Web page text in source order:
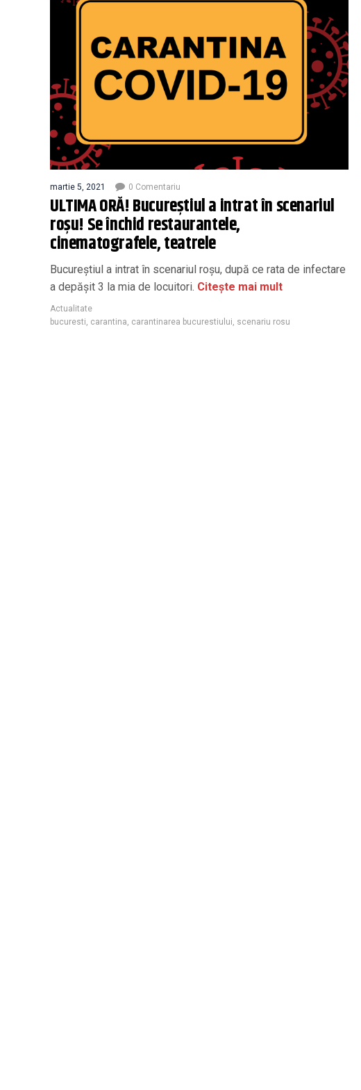
martie 5, 2021 0 Comentariu
ULTIMA ORĂ! Bucureștiul a intrat în scenariul
roșu! Se închid restaurantele,
cinematografele, teatrele
Bucureștiul a intrat în scenariul roșu, după ce rata de infectare
a depășit 3 la mia de locuitori. Citește mai mult
Actualitate
bucuresti carantina carantinarea bucurestiului scenariu rosu